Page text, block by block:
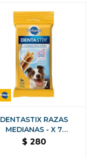
DENTASTIX RAZAS
MEDIANAS - X 7
UNIDADES
$ 280